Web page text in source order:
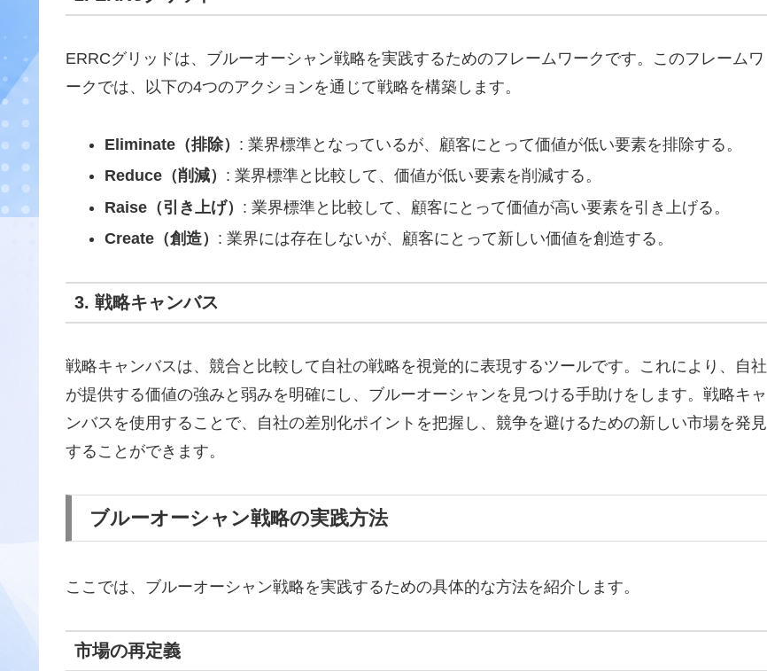
ERRCグリッドは、ブルーオーシャン戦略を実践するためのフレームワークです。このフレームワ
ークでは、以下の4つのアクションを通じて戦略を構築します。
Eliminate（排除） : 業界標準となっているが、顧客にとって価値が低い要素を排除する。
Reduce（削減） : 業界標準と比較して、価値が低い要素を削減する。
Raise（引き上げ） : 業界標準と比較して、顧客にとって価値が高い要素を引き上げる。
Create（創造） : 業界には存在しないが、顧客にとって新しい価値を創造する。
3. 戦略キャンバス
戦略キャンバスは、競合と比較して自社の戦略を視覚的に表現するツールです。これにより、自社
が提供する価値の強みと弱みを明確にし、ブルーオーシャンを見つける手助けをします。戦略キャ
ンバスを使用することで、自社の差別化ポイントを把握し、競争を避けるための新しい市場を発見
することができます。
ブルーオーシャン戦略の実践方法
ここでは、ブルーオーシャン戦略を実践するための具体的な方法を紹介します。
市場の再定義